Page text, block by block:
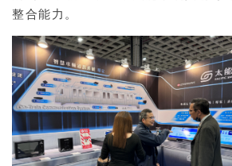
整合能力。